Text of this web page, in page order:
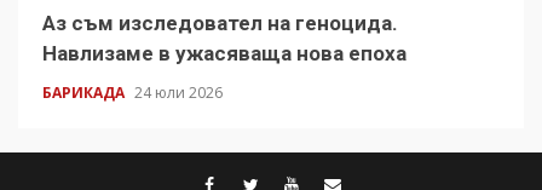
Аз съм изследовател на геноцида.
Навлизаме в ужасяваща нова епоха
БАРИКАДА 24 юли 2026